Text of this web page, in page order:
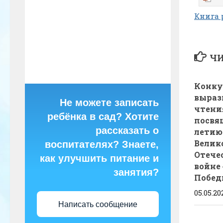
Книга
войне
Не можете записать
ребёнка в сад? Хотите
рассказать о
воспитателях? Знаете,
как улучшить питание и
занятия?
Написать сообщение